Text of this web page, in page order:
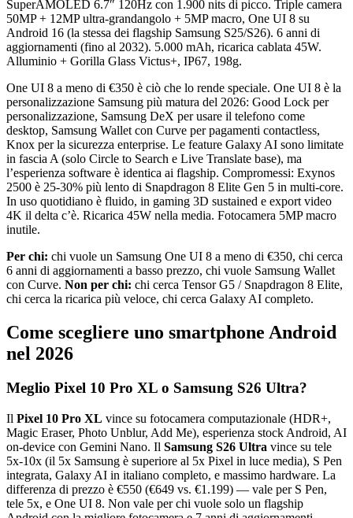
SuperAMOLED 6.7″ 120Hz con 1.900 nits di picco. Triple camera
50MP + 12MP ultra-grandangolo + 5MP macro, One UI 8 su
Android 16 (la stessa dei flagship Samsung S25/S26). 6 anni di
aggiornamenti (fino al 2032). 5.000 mAh, ricarica cablata 45W.
Alluminio + Gorilla Glass Victus+, IP67, 198g.
One UI 8 a meno di €350 è ciò che lo rende speciale. One UI 8 è la
personalizzazione Samsung più matura del 2026: Good Lock per
personalizzazione, Samsung DeX per usare il telefono come
desktop, Samsung Wallet con Curve per pagamenti contactless,
Knox per la sicurezza enterprise. Le feature Galaxy AI sono limitate
in fascia A (solo Circle to Search e Live Translate base), ma
l’esperienza software è identica ai flagship. Compromessi: Exynos
2500 è 25-30% più lento di Snapdragon 8 Elite Gen 5 in multi-core.
In uso quotidiano è fluido, in gaming 3D sustained e export video
4K il delta c’è. Ricarica 45W nella media. Fotocamera 5MP macro
inutile.
Per chi: chi vuole un Samsung One UI 8 a meno di €350, chi cerca
6 anni di aggiornamenti a basso prezzo, chi vuole Samsung Wallet
con Curve. Non per chi: chi cerca Tensor G5 / Snapdragon 8 Elite,
chi cerca la ricarica più veloce, chi cerca Galaxy AI completo.
Come scegliere uno smartphone Android
nel 2026
Meglio Pixel 10 Pro XL o Samsung S26 Ultra?
Il Pixel 10 Pro XL vince su fotocamera computazionale (HDR+,
Magic Eraser, Photo Unblur, Add Me), esperienza stock Android, AI
on-device con Gemini Nano. Il Samsung S26 Ultra vince su tele
5x-10x (il 5x Samsung è superiore al 5x Pixel in luce media), S Pen
integrata, Galaxy AI in italiano completo, e massimo hardware. La
differenza di prezzo è €550 (€649 vs. €1.199) — vale per S Pen,
tele 5x, e One UI 8. Non vale per chi vuole solo un flagship